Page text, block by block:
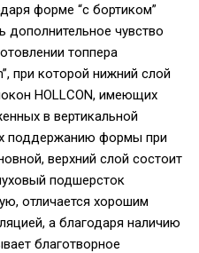
форме “с бортиком”
дополнительное чувство
топпера
при которой нижний слой
HOLLCON, имеющих
в вертикальной
поддержанию формы при
верхний слой состоит
подшерсток
отличается хорошим
а благодаря наличию
благотворное